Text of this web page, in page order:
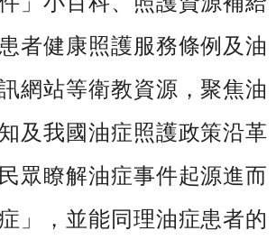
者健康照護服務條例及油
網站等衛教資源，聚焦油
及我國油症照護政策沿革
眾瞭解油症事件起源進而
」，並能同理油症患者的